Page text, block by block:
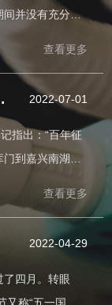
间并没有充分发
场以及自动化
等公司在马来
产品包括收音
三星和索尼。
链中扮演重要角
求。
查看更多
周年 2022-07-01
指出：“百年征
到嘉兴南湖，
越过急流险
巍巨轮。”
查看更多
2022-04-29
四月。转眼